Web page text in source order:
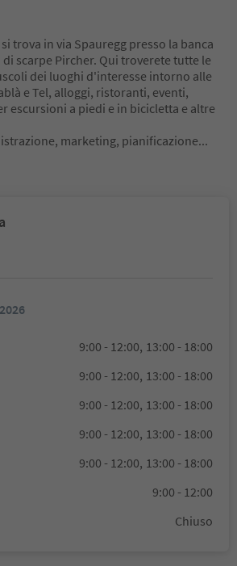
trova in via Spauregg presso la banca
scarpe Pircher. Qui troverete tutte le
dei luoghi d'interesse intorno alle
e Tel, alloggi, ristoranti, eventi,
escursioni a piedi e in bicicletta e altre
marketing, pianificazione...
9:00 - 12:00, 13:00 - 18:00
9:00 - 12:00, 13:00 - 18:00
9:00 - 12:00, 13:00 - 18:00
9:00 - 12:00, 13:00 - 18:00
9:00 - 12:00, 13:00 - 18:00
9:00 - 12:00
Chiuso